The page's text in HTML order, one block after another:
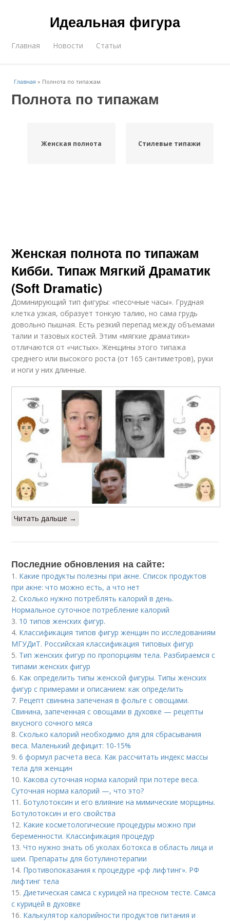
Идеальная фигура
Главная Новости Статьи
Главная » Полнота по типажам
Полнота по типажам
Женская полнота Стилевые типажи
Женская полнота по типажам
Кибби. Типаж Мягкий Драматик
(Soft Dramatic)
Доминирующий тип фигуры: «песочные часы». Грудная
клетка узкая, образует тонкую талию, но сама грудь
довольно пышная. Есть резкий перепад между объемами
талии и тазовых костей. Этим «мягкие драматики»
отличаются от «чистых». Женщины этого типажа
среднего или высокого роста (от 165 сантиметров), руки
и ноги у них длинные.
Читать дальше →
Последние обновления на сайте:
1. Какие продукты полезны при акне. Список продуктов
при акне: что можно есть, а что нет
2.Сколько нужно потреблять калорий в день.
Нормальное суточное потребление калорий
3. 10 типов женских фигур.
4. Классификация типов фигур женщин по исследованиям
МГУДиТ. Российская классификация типовых фигур
5. Тип женских фигур по пропорциям тела. Разбираемся с
типами женских фигур
6. Как определить типы женской фигуры. Типы женских
фигур с примерами и описанием: как определить
7. Рецепт свинина запеченая в фольге с овощами.
Свинина, запеченная с овощами в духовке — рецепты
вкусного сочного мяса
8.Сколько калорий необходимо для для сбрасывания
веса. Маленький дефицит: 10-15%
9.6 формул расчета веса. Как рассчитать индекс массы
тела для женщин
10. Какова суточная норма калорий при потере веса.
Суточная норма калорий —, что это?
11. Ботулотоксин и его влияние на мимические морщины.
Ботулотоксин и его свойства
12. Какие косметологические процедуры можно при
беременности. Классификация процедур
13.Что нужно знать об уколах ботокса в область лица и
шеи. Препараты для ботулинотерапии
14. Противопоказания к процедуре «рф лифтинг». РФ
лифтинг тела
15. Диетическая самса с курицей на пресном тесте. Самса
с курицей в духовке
16. Калькулятор калорийности продуктов питания и